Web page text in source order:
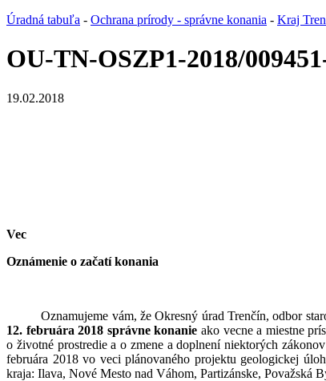
Úradná tabuľa - Ochrana prírody - správne konania - Kraj
OU-TN-OSZP1-2018/
19.02.2018
Vec
Oznámenie o začatí konania
Oznamujeme vám, že Okresný úrad Trenčín, odbor
12. februára 2018 správne konanie ako vecne a miestne
o životné prostredie a o zmene a doplnení niektorých
februára 2018 vo veci plánovaného projektu geologickej
kraja: Ilava, Nové Mesto nad Váhom, Partizánske, Považská